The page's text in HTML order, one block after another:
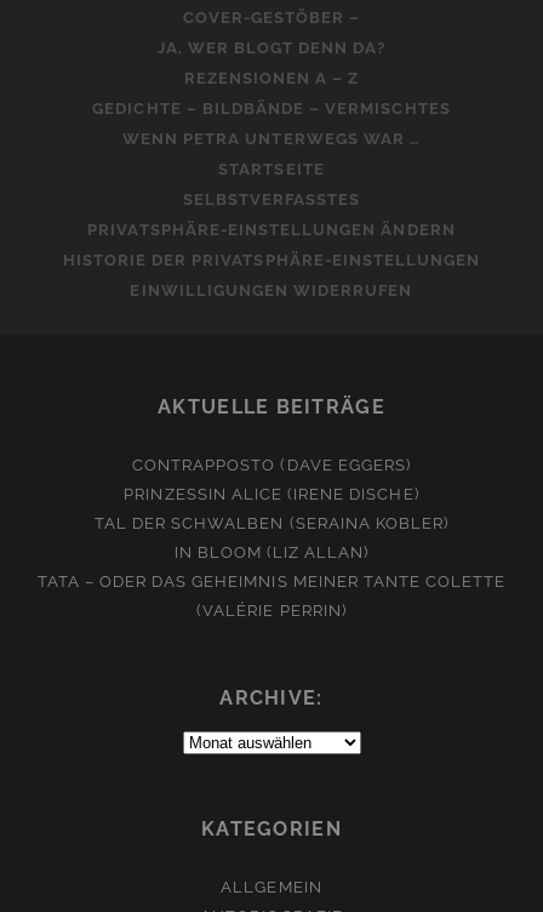
COVER-GESTÖBER –
JA, WER BLOGT DENN DA?
REZENSIONEN A – Z
GEDICHTE – BILDBÄNDE – VERMISCHTES
WENN PETRA UNTERWEGS WAR …
STARTSEITE
SELBSTVERFASSTES
PRIVATSPHÄRE-EINSTELLUNGEN ÄNDERN
HISTORIE DER PRIVATSPHÄRE-EINSTELLUNGEN
EINWILLIGUNGEN WIDERRUFEN
AKTUELLE BEITRÄGE
CONTRAPPOSTO (DAVE EGGERS)
PRINZESSIN ALICE (IRENE DISCHE)
TAL DER SCHWALBEN (SERAINA KOBLER)
IN BLOOM (LIZ ALLAN)
TATA – ODER DAS GEHEIMNIS MEINER TANTE COLETTE
(VALÉRIE PERRIN)
ARCHIVE:
Archive:
KATEGORIEN
ALLGEMEIN